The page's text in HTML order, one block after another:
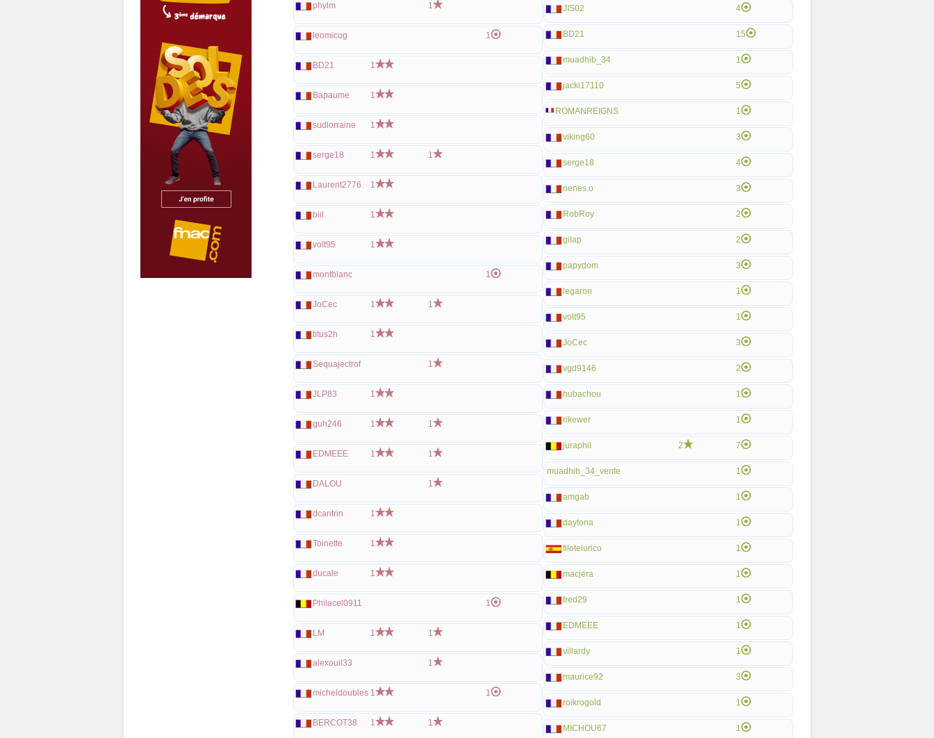
phylm 1
leomicog 1
BD21 1
Bapaume 1
sudlorraine 1
serge18 1 1
Laurent2776 1
biil 1
volt95 1
montblanc 1
JoCec 1 1
titus2h 1
Sequajectrof 1
JLP83 1
guh246 1 1
EDMEEE 1 1
DALOU 1
dcantrin 1
Toinette 1
ducale 1
Philacel0911 1
LM 1 1
alexouil33 1
micheldoubles 1 1
BERCOT38 1 1
JIS02 4
BD21 15
muadhib_34 1
jacki17110 5
ROMANREIGNS 1
viking60 3
serge18 4
nenes.o 3
RobRoy 2
gilap 2
papydom 3
legaron 1
volt95 1
JoCec 3
vgd9146 2
hubachou 1
rikewer 1
juraphil 2 7
muadhib_34_vente 1
amgab 1
daytona 1
filotelurico 1
macjera 1
fred29 1
EDMEEE 1
villardy 1
maurice92 3
roikrogold 1
MICHOU67 1